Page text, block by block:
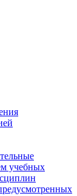
учебных